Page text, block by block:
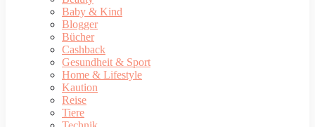
Baby & Kind
Blogger
Bücher
Cashback
Gesundheit & Sport
Home & Lifestyle
Kaution
Reise
Tiere